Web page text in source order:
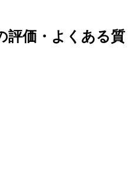
評価・よくある質